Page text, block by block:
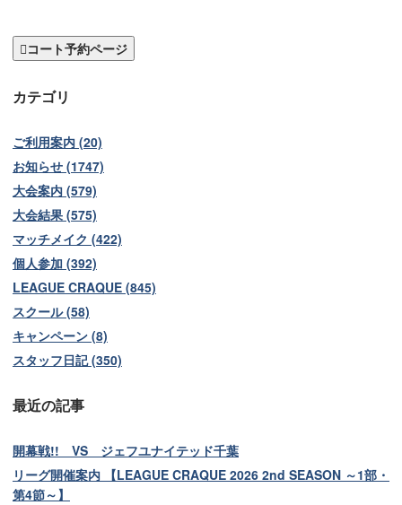
コート予約ページ
カテゴリ
ご利用案内 (20)
お知らせ (1747)
大会案内 (579)
大会結果 (575)
マッチメイク (422)
個人参加 (392)
LEAGUE CRAQUE (845)
スクール (58)
キャンペーン (8)
スタッフ日記 (350)
最近の記事
開幕戦!! VS ジェフユナイテッド千葉
リーグ開催案内 【LEAGUE CRAQUE 2026 2nd SEASON ～1部・
第4節～】